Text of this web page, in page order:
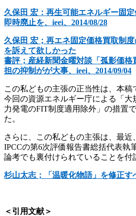
久保田 宏：再生可能エネルギー固
即時廃止を、ieei、2014/08/28
久保田 宏；再エネ固定価格買取制
を訴えて欲しかった
書評；産経新聞金曜対談「孤影価格
担の抑制がが大事、 ieei、2014/09/04
この私どもの主張の正当性は、本稿
今回の資源エネルギー庁による「大
力発電のFIT制度適用除外」の措置
た。
さらに、この私どもの主張は、最近
IPCCの第6次評価報告書総括代表執
論考でも裏付けられていることを付
杉山太志；「温暖化物語」を修正す
＜引用文献＞